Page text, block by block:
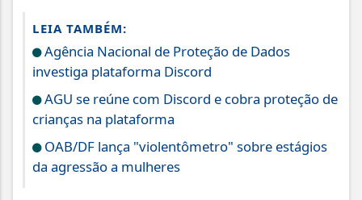
LEIA TAMBÉM:
Agência Nacional de Proteção de Dados
investiga plataforma Discord
AGU se reúne com Discord e cobra proteção de
crianças na plataforma
OAB/DF lança "violentômetro" sobre estágios
da agressão a mulheres